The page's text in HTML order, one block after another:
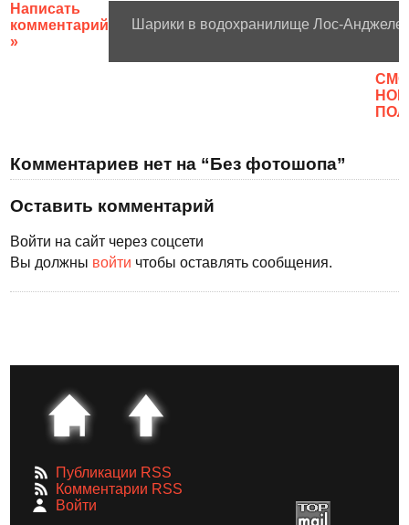
Написать
комментарий
»
Шарики в водохранилище Лос-
Комментариев нет на “Без фотошопа”
Оставить комментарий
Войти на сайт через соцсети
Вы должны войти чтобы оставлять сообщения.
Публикации RSS
Комментарии RSS
Войти